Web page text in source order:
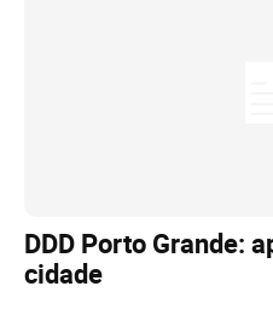
DDD Porto Grande:
cidade